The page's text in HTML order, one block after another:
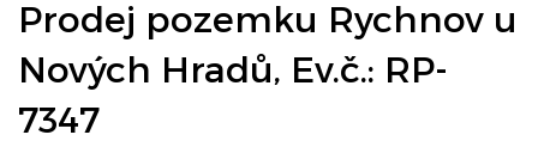
Prodej pozemku Rychnov u
Nových Hradů, Ev.č.: RP-
7347